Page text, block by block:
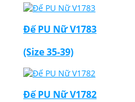
Đế PU Nữ V1783
(Size 35-39)
Đế PU Nữ V1782